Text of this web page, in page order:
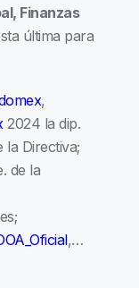
Finanzas
última para
,
2024 la dip.
la Directiva;
de la
,…